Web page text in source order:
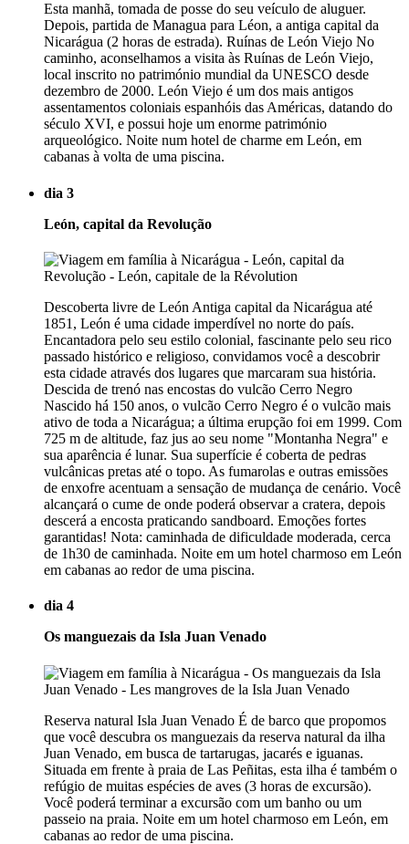
Esta manhã, tomada de posse do seu veículo de aluguer.
Depois, partida de Managua para Léon, a antiga capital da
Nicarágua (2 horas de estrada). Ruínas de León Viejo No
caminho, aconselhamos a visita às Ruínas de León Viejo,
local inscrito no património mundial da UNESCO desde
dezembro de 2000. León Viejo é um dos mais antigos
assentamentos coloniais espanhóis das Américas, datando do
século XVI, e possui hoje um enorme património
arqueológico. Noite num hotel de charme em León, em
cabanas à volta de uma piscina.
dia 3
León, capital da Revolução
Descoberta livre de León Antiga capital da Nicarágua até
1851, León é uma cidade imperdível no norte do país.
Encantadora pelo seu estilo colonial, fascinante pelo seu rico
passado histórico e religioso, convidamos você a descobrir
esta cidade através dos lugares que marcaram sua história.
Descida de trenó nas encostas do vulcão Cerro Negro
Nascido há 150 anos, o vulcão Cerro Negro é o vulcão mais
ativo de toda a Nicarágua; a última erupção foi em 1999. Com
725 m de altitude, faz jus ao seu nome "Montanha Negra" e
sua aparência é lunar. Sua superfície é coberta de pedras
vulcânicas pretas até o topo. As fumarolas e outras emissões
de enxofre acentuam a sensação de mudança de cenário. Você
alcançará o cume de onde poderá observar a cratera, depois
descerá a encosta praticando sandboard. Emoções fortes
garantidas! Nota: caminhada de dificuldade moderada, cerca
de 1h30 de caminhada. Noite em um hotel charmoso em León
em cabanas ao redor de uma piscina.
dia 4
Os manguezais da Isla Juan Venado
Reserva natural Isla Juan Venado É de barco que propomos
que você descubra os manguezais da reserva natural da ilha
Juan Venado, em busca de tartarugas, jacarés e iguanas.
Situada em frente à praia de Las Peñitas, esta ilha é também o
refúgio de muitas espécies de aves (3 horas de excursão).
Você poderá terminar a excursão com um banho ou um
passeio na praia. Noite em um hotel charmoso em León, em
cabanas ao redor de uma piscina.